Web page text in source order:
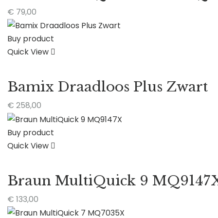
€ 79,00
Buy product
Quick View
Bamix Draadloos Plus Zwart
€ 258,00
Buy product
Quick View
Braun MultiQuick 9
€ 133,00